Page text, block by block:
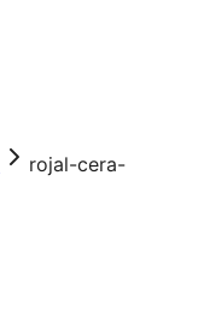
rojal-cera-